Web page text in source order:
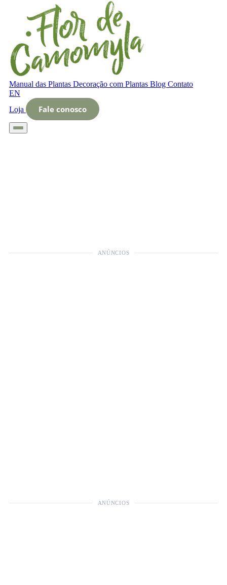
Manual das Plantas Decoração com Plantas Blog Contato
EN
Loja
Fale conosco
ANÚNCIOS
ANÚNCIOS